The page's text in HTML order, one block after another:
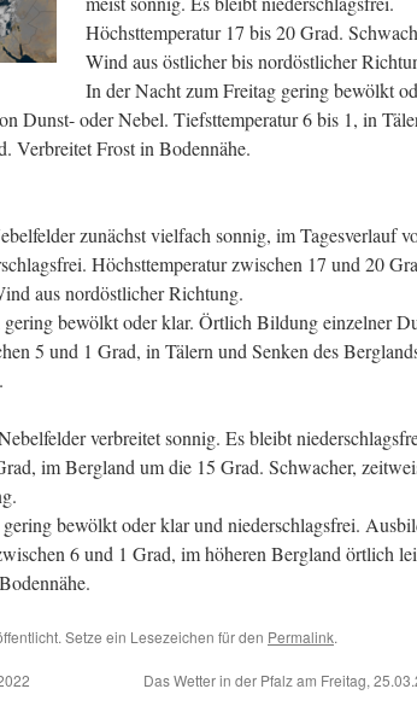
Höchsttemperatur 17 bis 20 Grad.
Wind aus östlicher bis nordöstlicher
In der Nacht zum Freitag gering bewölkt
Dunst- oder Nebel. Tiefsttemperatur 6 bis 1, in
Verbreitet Frost in Bodennähe.
zunächst vielfach sonnig, im Tagesverlauf
Höchsttemperatur zwischen 17 und 20
aus nordöstlicher Richtung.
bewölkt oder klar. Örtlich Bildung einzelner
5 und 1 Grad, in Tälern und Senken des
verbreitet sonnig. Es bleibt
im Bergland um die 15 Grad. Schwacher,
bewölkt oder klar und niederschlagsfrei.
6 und 1 Grad, im höheren Bergland örtlich
Setze ein Lesezeichen für den Permalink.
Das Wetter in der Pfalz am Freitag,